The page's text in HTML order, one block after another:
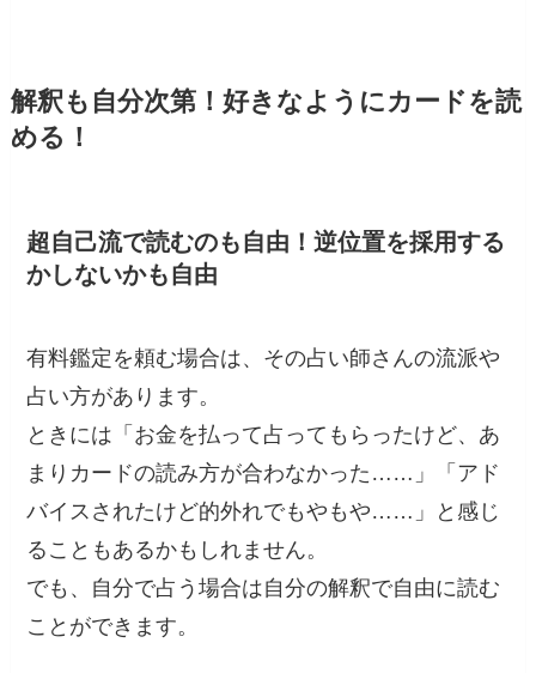
解釈も自分次第！好きなようにカードを読
める！
超自己流で読むのも自由！逆位置を採用する
かしないかも自由
有料鑑定を頼む場合は、その占い師さんの流派や
占い方があります。
ときには「お金を払って占ってもらったけど、あ
まりカードの読み方が合わなかった……」「アド
バイスされたけど的外れでもやもや……」と感じ
ることもあるかもしれません。
でも、自分で占う場合は自分の解釈で自由に読む
ことができます。